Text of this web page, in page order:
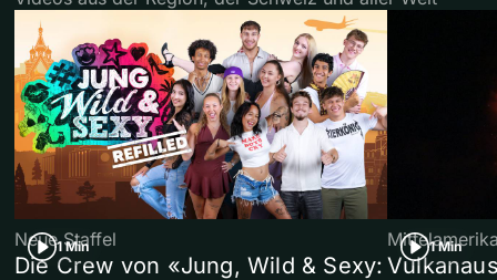
1 Min
Neue Staffel
Die Crew von «Jung, Wild & Sexy:
1 Min